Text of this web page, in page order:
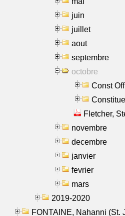
juin
juillet
aout
septembre
octobre
Const
Fletcher,
novembre
decembre
janvier
fevrier
mars
2019-2020
FONTAINE, Nahanni (St.